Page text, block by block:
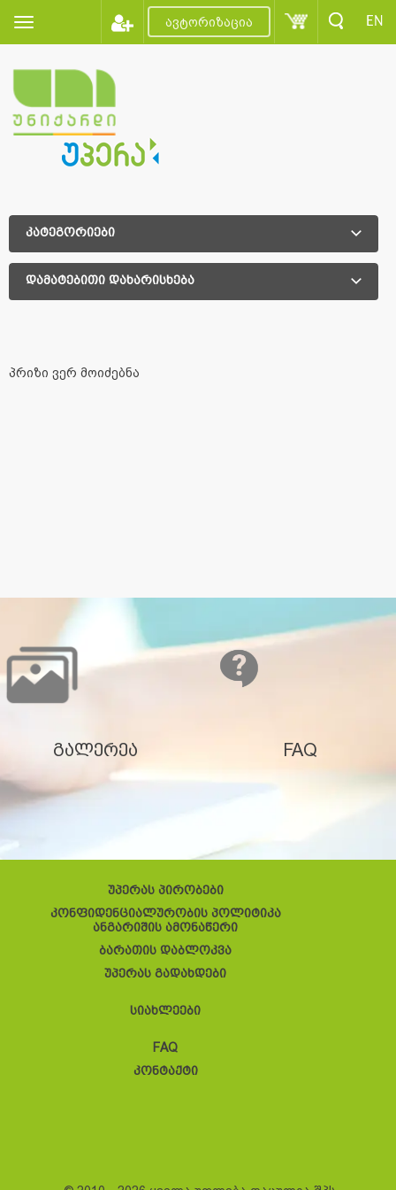
ავტორიზაცია EN
კატეგორიები
დამატებითი დახარისხება
პრიზი ვერ მოიძებნა
გალერეა FAQ
უპერას პირობები
კონფიდენციალურობის პოლიტიკა
ანგარიშის ამონაწერი
ბარათის დაბლოკვა
უპერას გადახდები
სიახლეები
FAQ
კონტაქტი